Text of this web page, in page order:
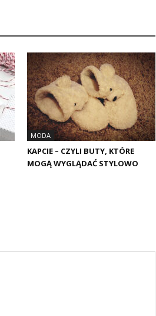
MODA
KAPCIE – CZYLI BUTY, KTÓRE
MOGĄ WYGLĄDAĆ STYLOWO